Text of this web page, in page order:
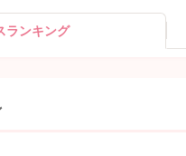
ランキング